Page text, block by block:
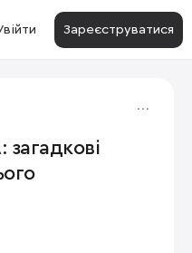
Зареєструватися
загадкові